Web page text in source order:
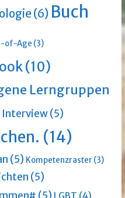
(6) Buch
of-Age (3)
(10)
Lerngruppen
Interview(5)
(14)
(5) Kompetenzraster (3)
(5)